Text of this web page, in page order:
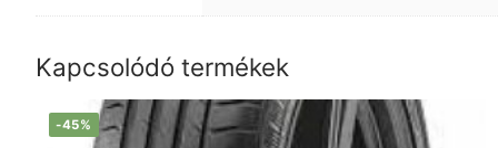
Kapcsolódó termékek
-45%